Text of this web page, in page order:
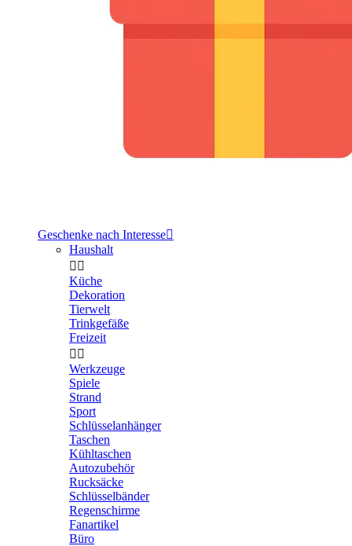
Geschenke nach Interesse
Haushalt
 
Küche
Dekoration
Tierwelt
Trinkgefäße
Freizeit
 
Werkzeuge
Spiele
Strand
Sport
Schlüsselanhänger
Taschen
Kühltaschen
Autozubehör
Rucksäcke
Schlüsselbänder
Regenschirme
Fanartikel
Büro